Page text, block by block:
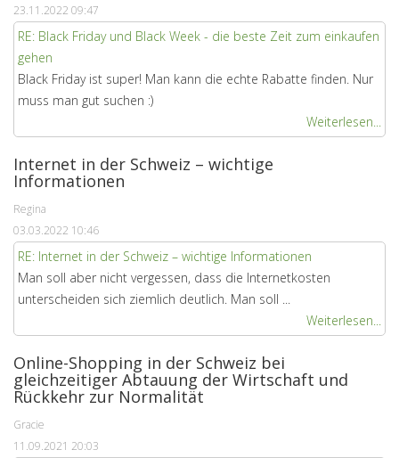
23.11.2022 09:47
RE: Black Friday und Black Week - die beste Zeit zum einkaufen
gehen
Black Friday ist super! Man kann die echte Rabatte finden. Nur
muss man gut suchen :)
Weiterlesen...
Internet in der Schweiz – wichtige
Informationen
Regina
03.03.2022 10:46
RE: Internet in der Schweiz – wichtige Informationen
Man soll aber nicht vergessen, dass die Internetkosten
unterscheiden sich ziemlich deutlich. Man soll ...
Weiterlesen...
Online-Shopping in der Schweiz bei
gleichzeitiger Abtauung der Wirtschaft und
Rückkehr zur Normalität
Gracie
11.09.2021 20:03